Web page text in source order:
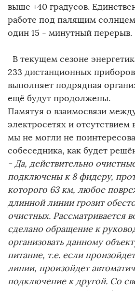
выше +40 градусов.
работе под палящим
один 15 - минутный перерыв.
В текущем сезоне
233 дистанционных приборов
выполняет подрядная
ещё будут продолжены.
Памятуя о взаимосвязи
электросетях и отсутствием
мы не могли не
собеседника, как будет
- Да, действительно
подключены к 8 фидеру,
которого 63 км, любое
длинной линии грозит
очистных. Рассматривается
сделано обращение к
организовать данному
питание, т.е. если
линии, произойдет
подключение к другой. Со